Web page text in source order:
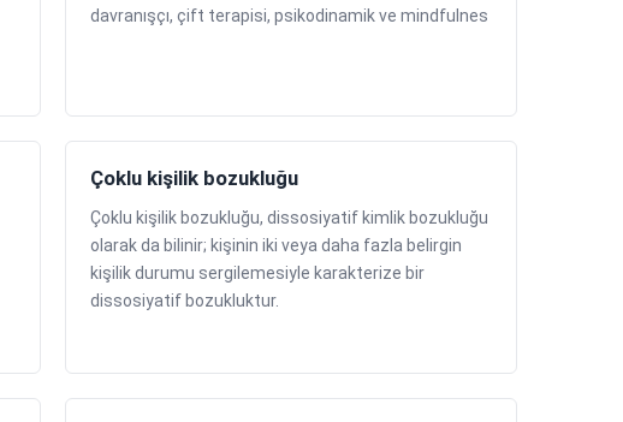
davranışçı, çift terapisi, psikodinamik ve mindfulnes
Çoklu kişilik bozukluğu
Çoklu kişilik bozukluğu, dissosiyatif kimlik bozukluğu
olarak da bilinir; kişinin iki veya daha fazla belirgin
kişilik durumu sergilemesiyle karakterize bir
dissosiyatif bozukluktur.